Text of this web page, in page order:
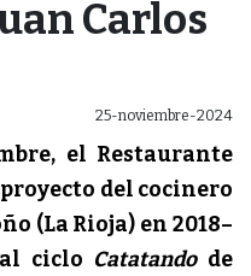
Carlos
25-noviembre-2024
el Restaurante
del cocinero
(La Rioja) en 2018–
ciclo Catatando de